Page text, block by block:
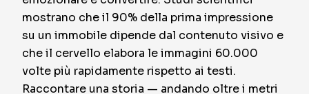
mostrano che il 90% della prima impressione
su un immobile dipende dal contenuto visivo e
che il cervello elabora le immagini 60.000
volte più rapidamente rispetto ai testi.
Raccontare una storia — andando oltre i metri